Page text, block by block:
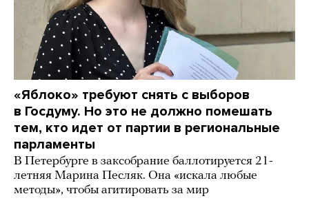
«Яблоко» требуют снять с выборов
в Госдуму. Но это не должно помешать
тем, кто идет от партии в региональные
парламенты
В Петербурге в заксобрание баллотируется 21-
летняя Марина Песляк. Она «искала любые
методы», чтобы агитировать за мир